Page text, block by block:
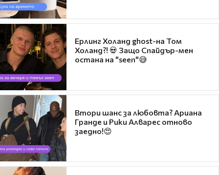
Ерлинг Холанд ghost-на Том
Холанд?! 💀 Защо Спайдър-мен
остана на "seen"😅
Втори шанс за любовта? Ариана
Гранде и Рики Алварес отново
заедно!😍